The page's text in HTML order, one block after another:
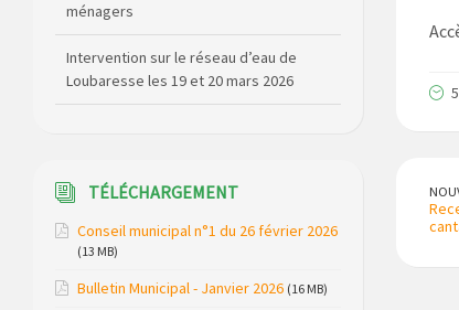
ménagers
Intervention sur le réseau d’eau de
Loubaresse les 19 et 20 mars 2026
La Foulière et Lespinas le 16 avril 2025
TÉLÉCHARGEMENT
Conseil municipal n°1 du 26 février 2026
(13 MB)
Bulletin Municipal - Janvier 2026 (16 MB)